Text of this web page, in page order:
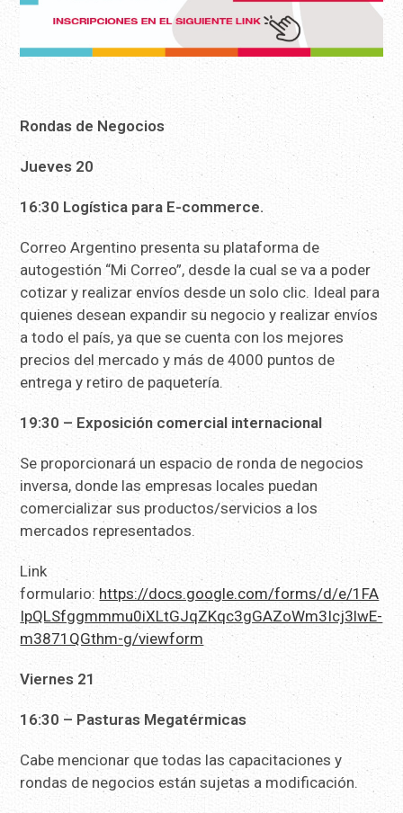
Rondas de Negocios
Jueves 20
16:30 Logística para E-commerce.
Correo Argentino presenta su plataforma de
autogestión “Mi Correo”, desde la cual se va a poder
cotizar y realizar envíos desde un solo clic. Ideal para
quienes desean expandir su negocio y realizar envíos
a todo el país, ya que se cuenta con los mejores
precios del mercado y más de 4000 puntos de
entrega y retiro de paquetería.
19:30 – Exposición comercial internacional
Se proporcionará un espacio de ronda de negocios
inversa, donde las empresas locales puedan
comercializar sus productos/servicios a los
mercados representados.
Link
formulario: https://docs.google.com/forms/d/e/1FA
IpQLSfggmmmu0iXLtGJqZKqc3gGAZoWm3Icj3lwE-
m3871QGthm-g/viewform
Viernes 21
16:30 – Pasturas Megatérmicas
Cabe mencionar que todas las capacitaciones y
rondas de negocios están sujetas a modificación.